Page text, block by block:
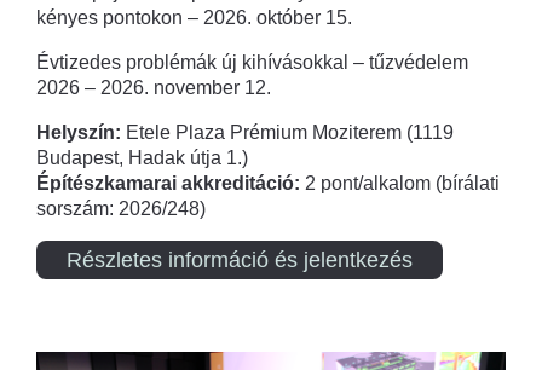
kényes pontokon – 2026. október 15.
Évtizedes problémák új kihívásokkal – tűzvédelem
2026 – 2026. november 12.
Helyszín: Etele Plaza Prémium Moziterem (1119
Budapest, Hadak útja 1.)
Építészkamarai akkreditáció: 2 pont/alkalom (bírálati
sorszám: 2026/248)
Részletes információ és jelentkezés